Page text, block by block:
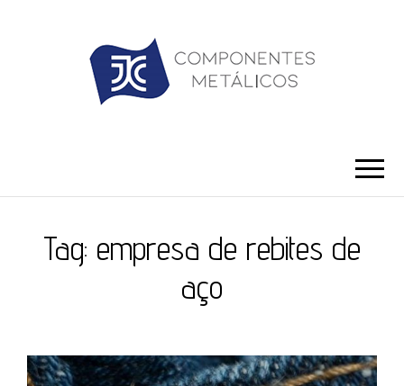
Tag: empresa de rebites de
aço